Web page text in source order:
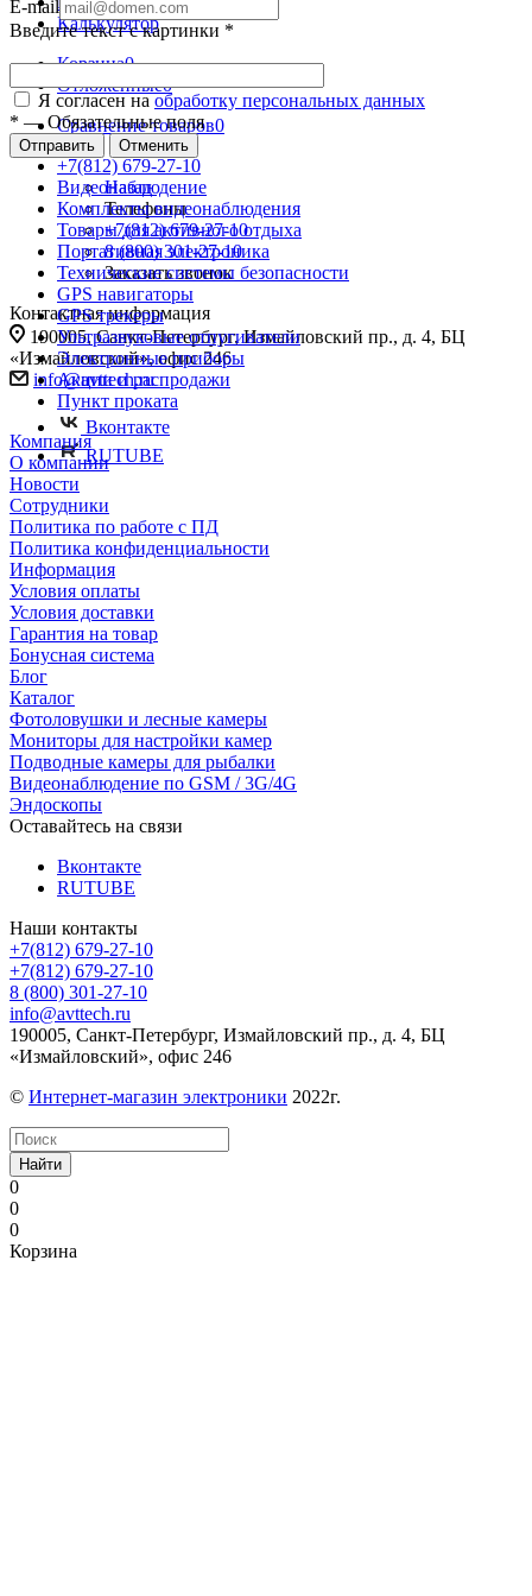
Калькулятор
Корзина0
Отложенные0
Сравнение товаров0
+7(812) 679-27-10
Назад
Телефоны
+7(812) 679-27-10
8 (800) 301-27-10
Заказать звонок
Контактная информация
190005, Санкт-Петербург, Измайловский пр., д. 4, БЦ
«Измайловский», офис 246
info@avttech.ru
Вконтакте
RUTUBE
E-mail
Введите текст с картинки *
Я согласен наобработку персональных данных
* —Обязательные поля
Отправить Отменить
Видеонаблюдение
Комплекты видеонаблюдения
Товары для активного отдыха
Портативная электроника
Технические системы безопасности
GPS навигаторы
GPS трекеры
Ультразвуковые отпугиватели
Электронные приборы
Акции и распродажи
Пункт проката
Компания
О компании
Новости
Сотрудники
Политика по работе с ПД
Политика конфиденциальности
Информация
Условия оплаты
Условия доставки
Гарантия на товар
Бонусная система
Блог
Каталог
Фотоловушки и лесные камеры
Мониторы для настройки камер
Подводные камеры для рыбалки
Видеонаблюдение по GSM / 3G/4G
Эндоскопы
Оставайтесь на связи
Вконтакте
RUTUBE
Наши контакты
+7(812) 679-27-10
+7(812) 679-27-10
8 (800) 301-27-10
info@avttech.ru
190005, Санкт-Петербург, Измайловский пр., д. 4, БЦ
«Измайловский», офис 246
© Интернет-магазин электроники 2022г.
Найти
0
0
0
Корзина